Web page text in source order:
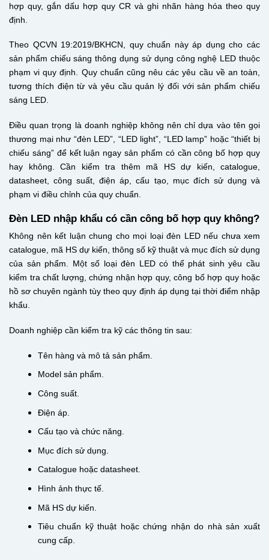
hợp quy, gắn dấu hợp quy CR và ghi nhãn hàng hóa theo quy
định.
Theo QCVN 19:2019/BKHCN, quy chuẩn này áp dụng cho các
sản phẩm chiếu sáng thông dụng sử dụng công nghệ LED thuộc
phạm vi quy định. Quy chuẩn cũng nêu các yêu cầu về an toàn,
tương thích điện từ và yêu cầu quản lý đối với sản phẩm chiếu
sáng LED.
Điều quan trọng là doanh nghiệp không nên chỉ dựa vào tên gọi
thương mại như “đèn LED”, “LED light”, “LED lamp” hoặc “thiết bị
chiếu sáng” để kết luận ngay sản phẩm có cần công bố hợp quy
hay không. Cần kiểm tra thêm mã HS dự kiến, catalogue,
datasheet, công suất, điện áp, cấu tạo, mục đích sử dụng và
phạm vi điều chỉnh của quy chuẩn.
Đèn LED nhập khẩu có cần công bố hợp quy không?
Không nên kết luận chung cho mọi loại đèn LED nếu chưa xem
catalogue, mã HS dự kiến, thông số kỹ thuật và mục đích sử dụng
của sản phẩm. Một số loại đèn LED có thể phát sinh yêu cầu
kiểm tra chất lượng, chứng nhận hợp quy, công bố hợp quy hoặc
hồ sơ chuyên ngành tùy theo quy định áp dụng tại thời điểm nhập
khẩu.
Doanh nghiệp cần kiểm tra kỹ các thông tin sau:
Tên hàng và mô tả sản phẩm.
Model sản phẩm.
Công suất.
Điện áp.
Cấu tạo và chức năng.
Mục đích sử dụng.
Catalogue hoặc datasheet.
Hình ảnh thực tế.
Mã HS dự kiến.
Tiêu chuẩn kỹ thuật hoặc chứng nhận do nhà sản xuất
cung cấp.